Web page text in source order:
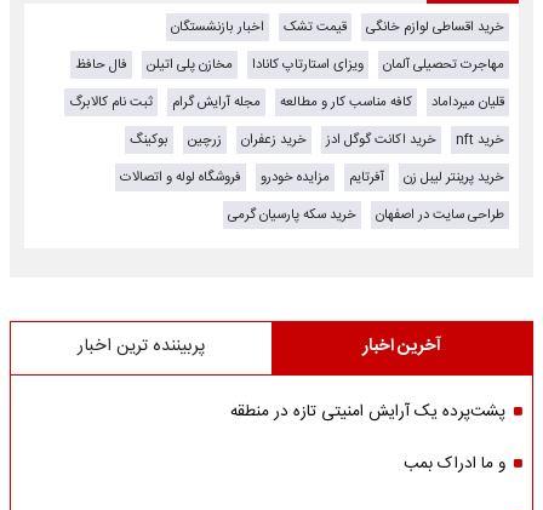
خرید اقساطی لوازم خانگی قیمت تشک
اخبار بازنشستگان
مهاجرت تحصیلی آلمان
ویزای استارتاپ کانادا مخازن پلی اتیلن
فال حافظ
قلیان میرداماد
کافه مناسب کار و مطالعه مجله آرایش گرام
ثبت نام کالابرگ
خرید nft
خرید اکانت گوگل ادز خرید زعفران زرچین
بوکینگ
خرید پرینتر لیبل زن
آفرتایم مزایده خودرو
فروشگاه لوله و اتصالات
طراحی سایت در اصفهان
خرید سکه پارسیان گرمی
آخرین اخبار پربیننده ترین اخبار
پشت‌پرده یک آرایش امنیتی تازه در منطقه
و ما ادراک بمب